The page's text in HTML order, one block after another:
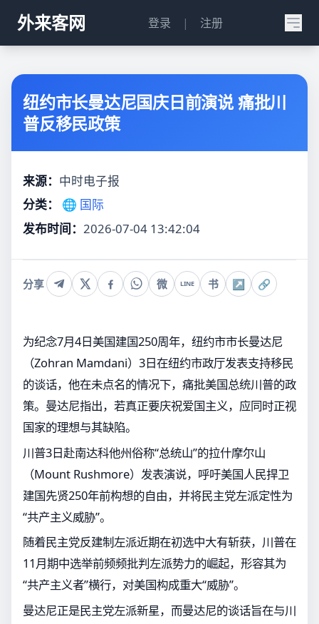
外来客网 登录 | 注册
纽约市长曼达尼国庆日前演说 痛批川
普反移民政策
来源： 中时电子报
分类：
🌐 国际
发布时间： 2026-07-04 13:42:04
分享 微 LINE 书 ↗ 🔗
为纪念7月4日美国建国250周年，纽约市市长曼达尼
（Zohran Mamdani）3日在纽约市政厅发表支持移民
的谈话，他在未点名的情况下，痛批美国总统川普的政
策。曼达尼指出，若真正要庆祝爱国主义，应同时正视
国家的理想与其缺陷。
川普3日赴南达科他州俗称“总统山”的拉什摩尔山
（Mount Rushmore）发表演说，呼吁美国人民捍卫
建国先贤250年前构想的自由，并将民主党左派定性为
“共产主义威胁”。
随着民主党反建制左派近期在初选中大有斩获，川普在
11月期中选举前频频批判左派势力的崛起，形容其为
“共产主义者”横行，对美国构成重大“威胁”。
曼达尼正是民主党左派新星，而曼达尼的谈话旨在与川